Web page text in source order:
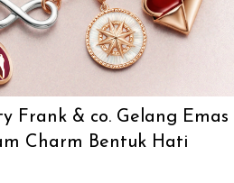
Frank & co. Gelang Emas
Charm Bentuk Hati